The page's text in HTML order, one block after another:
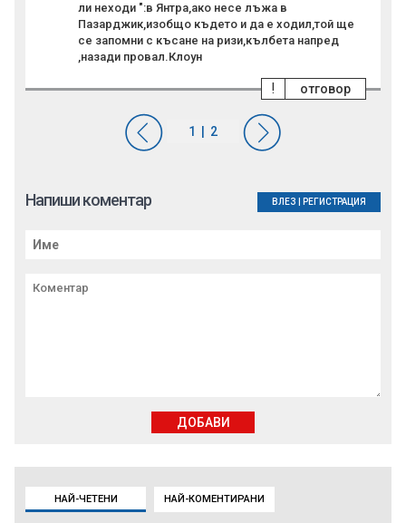
НАЙ-ЧЕТЕНИ НАЙ-КОМЕНТИРАНИ
ли неходи ":в Янтра,ако несе лъжа в
Пазарджик,изобщо където и да е ходил,той ще
се запомни с късане на ризи,кълбета напред
,назади провал.Клоун
отговор
!
Напиши коментар ВЛЕЗ РЕГИСТРАЦИЯ
ДОБАВИ